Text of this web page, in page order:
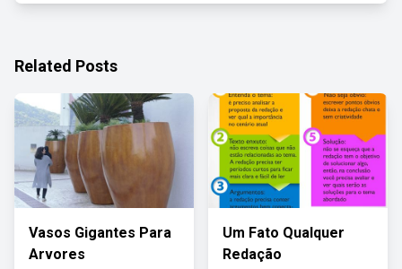
Related Posts
Vasos Gigantes Para
Arvores
Um Fato Qualquer
Redação